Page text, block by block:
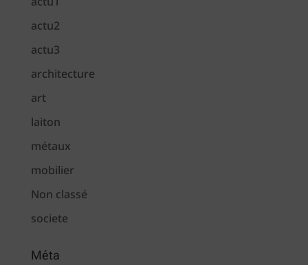
actu2
actu3
architecture
art
laiton
métaux
mobilier
Non classé
societe
Méta